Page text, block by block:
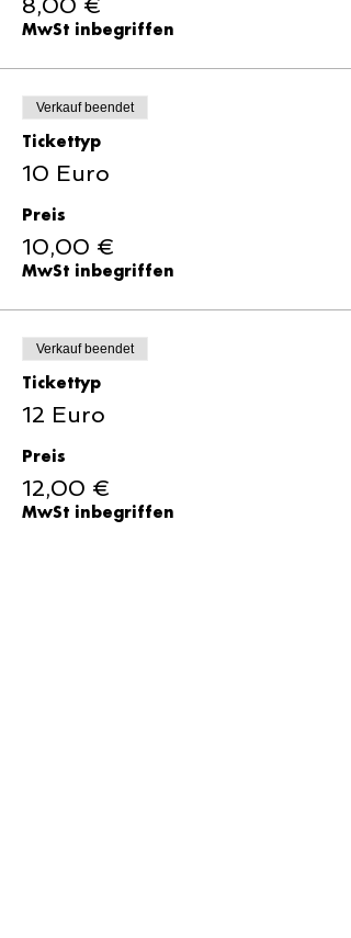
8,00 €
MwSt inbegriffen
Verkauf beendet
Tickettyp
10 Euro
Preis
10,00 €
MwSt inbegriffen
Verkauf beendet
Tickettyp
12 Euro
Preis
12,00 €
MwSt inbegriffen